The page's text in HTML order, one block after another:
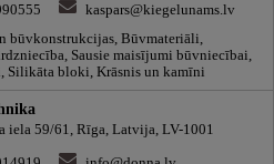
kaspars@kiegelunams.lv
būvkonstrukcijas, Būvmateriāli,
Sausie maisījumi būvniecībai,
Silikāta bloki, Krāsnis un kamīni
iela 59/61, Rīga, Latvija, LV-1001